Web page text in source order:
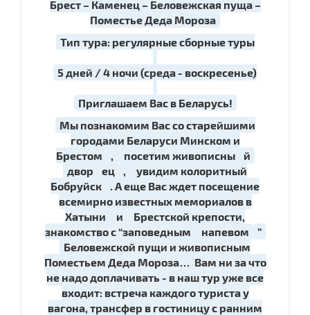
Брест – Каменец – Беловежская пуща –
Поместье Деда Мороза
Тип тура: регулярные сборные туры
5 дней / 4 ночи (среда - воскресенье)
Приглашаем Вас в Беларусь!
Мы познакомим Вас со старейшими
городами Беларуси Минском и
Брестом
, посетим живописны
й
двор
ец ,
увидим колоритный
Бобруйск
. А еще Вас ждет посещение
всемирно известных мемориалов в
Хатыни
и
Брестской крепости,
знакомство с “заповедным
напевом
”
Беловежской пущи и живописным
Поместьем Деда Мороза… Вам ни за что
не надо доплачивать - в наш тур уже все
входит: встреча каждого туриста у
вагона, трансфер в гостиницу с ранним